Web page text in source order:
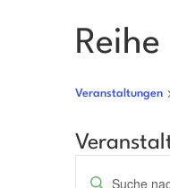
Reihe
Veranstaltungen
Bitte